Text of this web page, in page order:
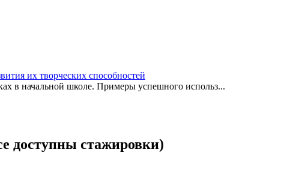
их творческих способностей
в начальной школе. Примеры успешного использ...
доступны стажировки)